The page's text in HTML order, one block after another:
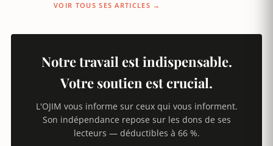
VOIR TOUS SES ARTICLES →
Notre travail est indispensable.
Votre soutien est crucial.
L'OJIM vous informe sur ceux qui vous informent.
Son indépendance repose sur les dons de ses
lecteurs — déductibles à 66 %.